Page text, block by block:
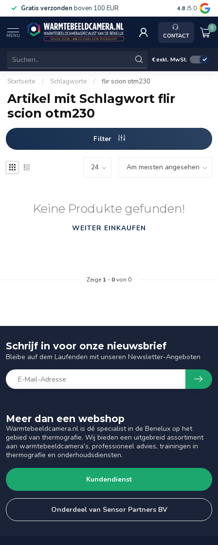
Gratis verzonden boven 100 EUR Service,
4.8 /5.0
MENU CONTACT
0
€exkl. MwSt.
Startseite / Schlagworte / flir scion otm230
Artikel mit Schlagwort flir
scion otm230
Filter
Keine Produkte gefunden!
WEITER EINKAUFEN
Zeige 1 - 0von 0
Meer dan een webshop
Warmtebeeldcamera.nl is dé specialist in de Benelux op het
gebied van thermografie. Wij bieden een uitgebreid assortiment
aan warmtebeeldcamera’s, professioneel advies, trainingen in
thermografie en onderhoudsdiensten.
Kundendienst
Onderdeel van Sensor Partners BV
Schrijf in voor onze nieuwsbrief
Bleibe auf dem Laufenden mit unseren Newsletter-Angeboten